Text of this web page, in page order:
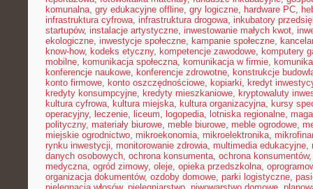
komunalna, gry edukacyjne offline, gry logiczne, hardware PC,
infrastruktura cyfrowa, infrastruktura drogowa, inkubatory
startupów, instalacje artystyczne, inwestowanie małych kwot,
ekologiczne, inwestycje społeczne, kampanie społeczne,
know-how, kodeks etyczny, kompetencje zawodowe, komputery
mobilne, komunikacja społeczna, komunikacja w firmie,
konferencje naukowe, konferencje zdrowotne, konstrukcje
konto firmowe, konto oszczędnościowe, kopiarki, kredyt
kredyty konsumpcyjne, kredyty mieszkaniowe, kryptowaluty
kultura cyfrowa, kultura miejska, kultura organizacyjna, kursy
operacyjny, leczenie, liceum, logopedia, lotniska regionalne,
polityczny, materiały biurowe, meble biurowe, meble ogrodowe,
miejskie ogrodnictwo, mikroekonomia, mikroelektronika,
rynku inwestycji, monitorowanie zdrowia, multimedia edukacyjne,
danych osobowych, ochrona konsumenta, ochrona konsumentów
medyczna, ogród zimowy, oleje, opieka przedszkolna,
organizacja dokumentów, ozdoby domowe, parki logistyczne,